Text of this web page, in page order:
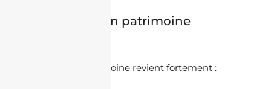
c. Construire un patrimoine
La notion de patrimoine revient fortement :